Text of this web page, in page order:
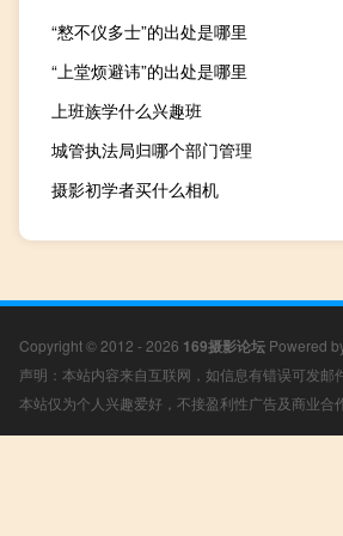
“憗不仪多士”的出处是哪里
“上堂烦避讳”的出处是哪里
上班族学什么兴趣班
城管执法局归哪个部门管理
摄影初学者买什么相机
Copyright © 2012 - 2026 169摄影论坛 Powered
声明：本站内容来自互联网，如信息有错误可发
本站仅为个人兴趣爱好，不接盈利性广告及商业合